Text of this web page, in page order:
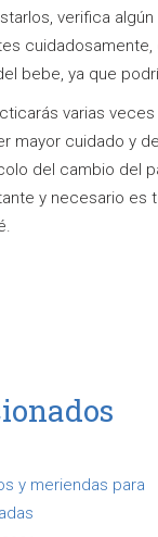
verifica
bebe, ya que
varias
mayor cuidado y
del cambio del
y necesario
y meriendas para